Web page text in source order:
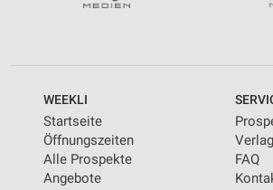
WEEKLI
Startseite
Öffnungszeiten
Alle Prospekte
Angebote
FAQ